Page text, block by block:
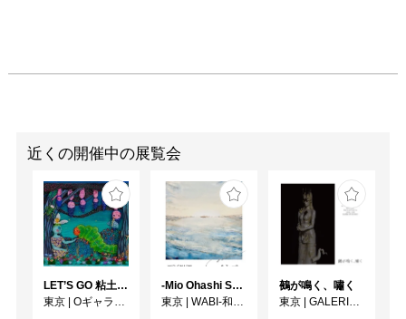
近くの開催中の展覧会
LET’S GO 粘土（クレイ）ジ−
東京
Oギャラリー
-Mio Ohashi Solo Exhibition - 大橋 澪 作品展 -
東京
WABI-和・美-
鵺が鳴く、嘯く
東京
GALERIE SOL